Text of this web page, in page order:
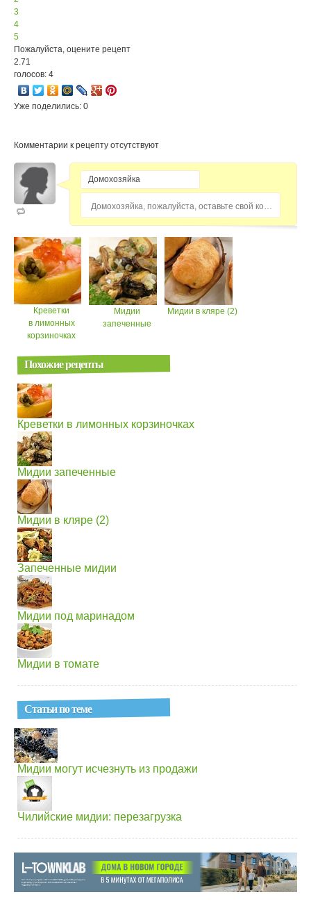
3
4
5
Пожалуйста, оцените рецепт
2.71
голосов: 4
Уже поделились: 0
Комментарии к рецепту отсутствуют
Креветки
в лимонных
корзиночках
Мидии
запеченные
Мидии в кляре (2)
Похожие рецепты
Креветки в лимонных корзиночках
Мидии запеченные
Мидии в кляре (2)
Запеченные мидии
Мидии под маринадом
Мидии в томате
Статьи по теме
Мидии могут исчезнуть из продажи
Чилийские мидии: перезагрузка